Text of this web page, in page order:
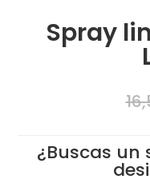
Spray
¿Buscas